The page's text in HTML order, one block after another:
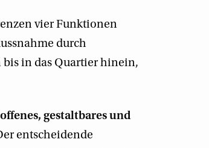
vier Funktionen
durch
bis in das Quartier hinein,
offenes, gestaltbares und
entscheidende